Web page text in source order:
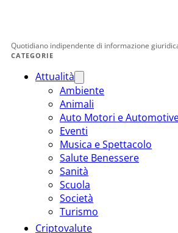
Quotidiano indipendente di informazione
CATEGORIE
Attualità
Ambiente
Animali
Auto Motori e
Eventi
Musica e Spettacolo
Salute Benessere
Sanità
Scuola
Società
Turismo
Criptovalute